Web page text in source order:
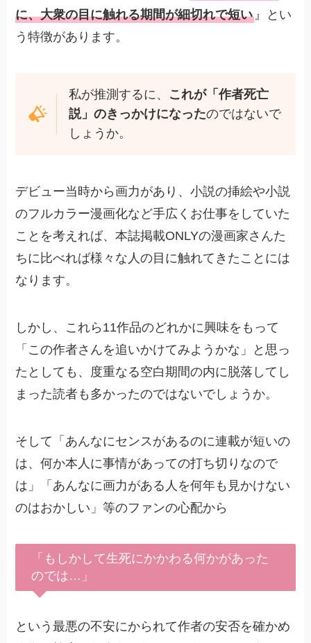
に、大衆の目に触れる期間が細切れで短い 』とい
う特徴があります。
私が推測するに、
これが「作者死亡
説」のきっかけになったのではないで
しょうか。
デビュー当時から画力があり、小説の挿絵や小説
のフルカラー漫画化など手広くお仕事をしていた
ことを考えれば、本誌掲載ONLYの漫画家さんた
ちに比べれば様々な人の目に触れてきたことには
なります。
しかし、これら11作品のどれかに興味をもって
「この作者さんを追いかけてみようかな」と思っ
たとしても、度重なる空白期間の内に脱落してし
まった読者も多かったのではないでしょうか。
そして「あんなにセンスがあるのに連載が短いの
は、何か本人に事情があっての打ち切りなので
は」「あんなに画力がある人を何年も見かけない
のはおかしい」等のファンの心配から
「もしかして生死にかかわる何かがあった
のでは…」
という最悪の不安にかられて作者の安否を確かめ